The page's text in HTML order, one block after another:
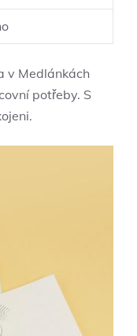
v Medlánkách
potřeby. S